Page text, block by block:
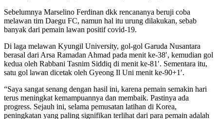
Sebelumnya Marselino Ferdinan dkk rencananya beruji coba
melawan tim Daegu FC, namun hal itu urung dilakukan, sebab
banyak dari pemain lawan positif covid-19.
Di laga melawan Kyungil University, gol-gol Garuda Nusantara
berasal dari Arsa Ramadan Ahmad pada menit ke-38′, kemudian gol
kedua oleh Rabbani Tasnim Siddiq di menit ke-81′. Sementara itu,
satu gol lawan dicetak oleh Gyeong Il Uni menit ke-90+1′.
“Saya sangat senang dengan hasil ini, karena pemain semakin hari
terus meningkat kemampuannya dan membaik. Pastinya ada
progress. Sejauh ini, selama pemusatan latihan di Korea,
peningkatan yang paling signifikan terlihat dari para pemain adalah